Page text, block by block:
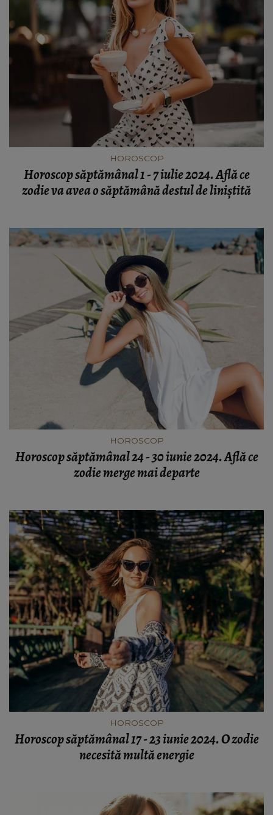
HOROSCOP
Horoscop săptămânal 1 - 7 iulie 2024. Află ce
zodie va avea o săptămână destul de liniștită
HOROSCOP
Horoscop săptămânal 24 - 30 iunie 2024. Află ce
zodie merge mai departe
HOROSCOP
Horoscop săptămânal 17 - 23 iunie 2024. O zodie
necesită multă energie